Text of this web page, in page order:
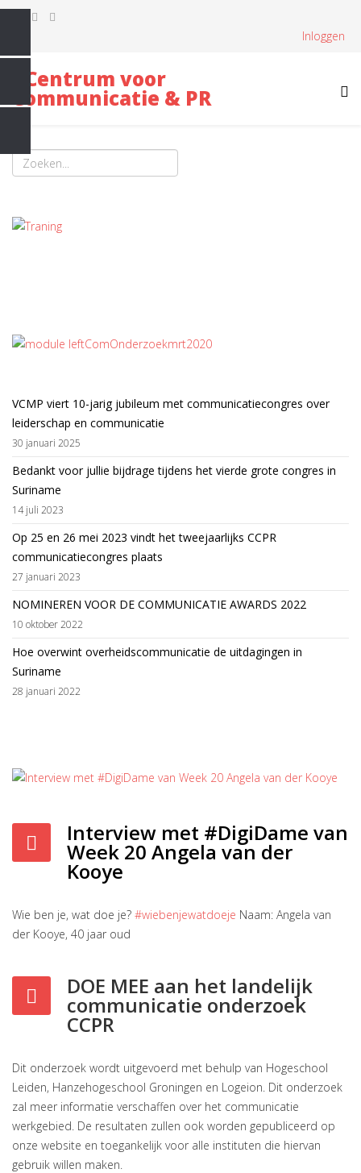
Inloggen
VCMP viert 10-jarig jubileum met communicatiecongres over
leiderschap en communicatie
30 januari 2025
Bedankt voor jullie bijdrage tijdens het vierde grote congres in
Suriname
14 juli 2023
Op 25 en 26 mei 2023 vindt het tweejaarlijks CCPR
communicatiecongres plaats
27 januari 2023
NOMINEREN VOOR DE COMMUNICATIE AWARDS 2022
10 oktober 2022
Hoe overwint overheidscommunicatie de uitdagingen in
Suriname
28 januari 2022
Interview met #DigiDame van
Week 20 Angela van der
Kooye
Wie ben je, wat doe je? #wiebenjewatdoeje Naam: Angela van
der Kooye, 40 jaar oud
DOE MEE aan het landelijk
communicatie onderzoek
CCPR
Dit onderzoek wordt uitgevoerd met behulp van Hogeschool
Leiden, Hanzehogeschool Groningen en Logeion. Dit onderzoek
zal meer informatie verschaffen over het communicatie
werkgebied. De resultaten zullen ook worden gepubliceerd op
onze website en toegankelijk voor alle instituten die hiervan
gebruik willen maken.